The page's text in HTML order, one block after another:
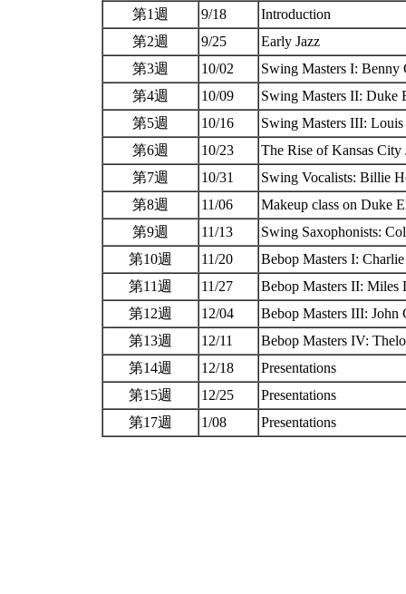
第1週
9/18
Introduction
第2週
9/25
Early Jazz
第3週
10/02
Swing Masters I:
第4週
10/09
Swing Masters II: Duke
第5週
10/16
Swing Masters III:
第6週
10/23
The Rise of Kansas City
第7週
10/31
Swing Vocalists: Billie
第8週
11/06
Makeup class on Duke
第9週
11/13
Swing Saxophonists:
第10週
11/20
Bebop Masters I:
第11週
11/27
Bebop Masters II: Miles
第12週
12/04
Bebop Masters III: John
第13週
12/11
Bebop Masters IV:
第14週
12/18
Presentations
第15週
12/25
Presentations
第17週
1/08 Presentations